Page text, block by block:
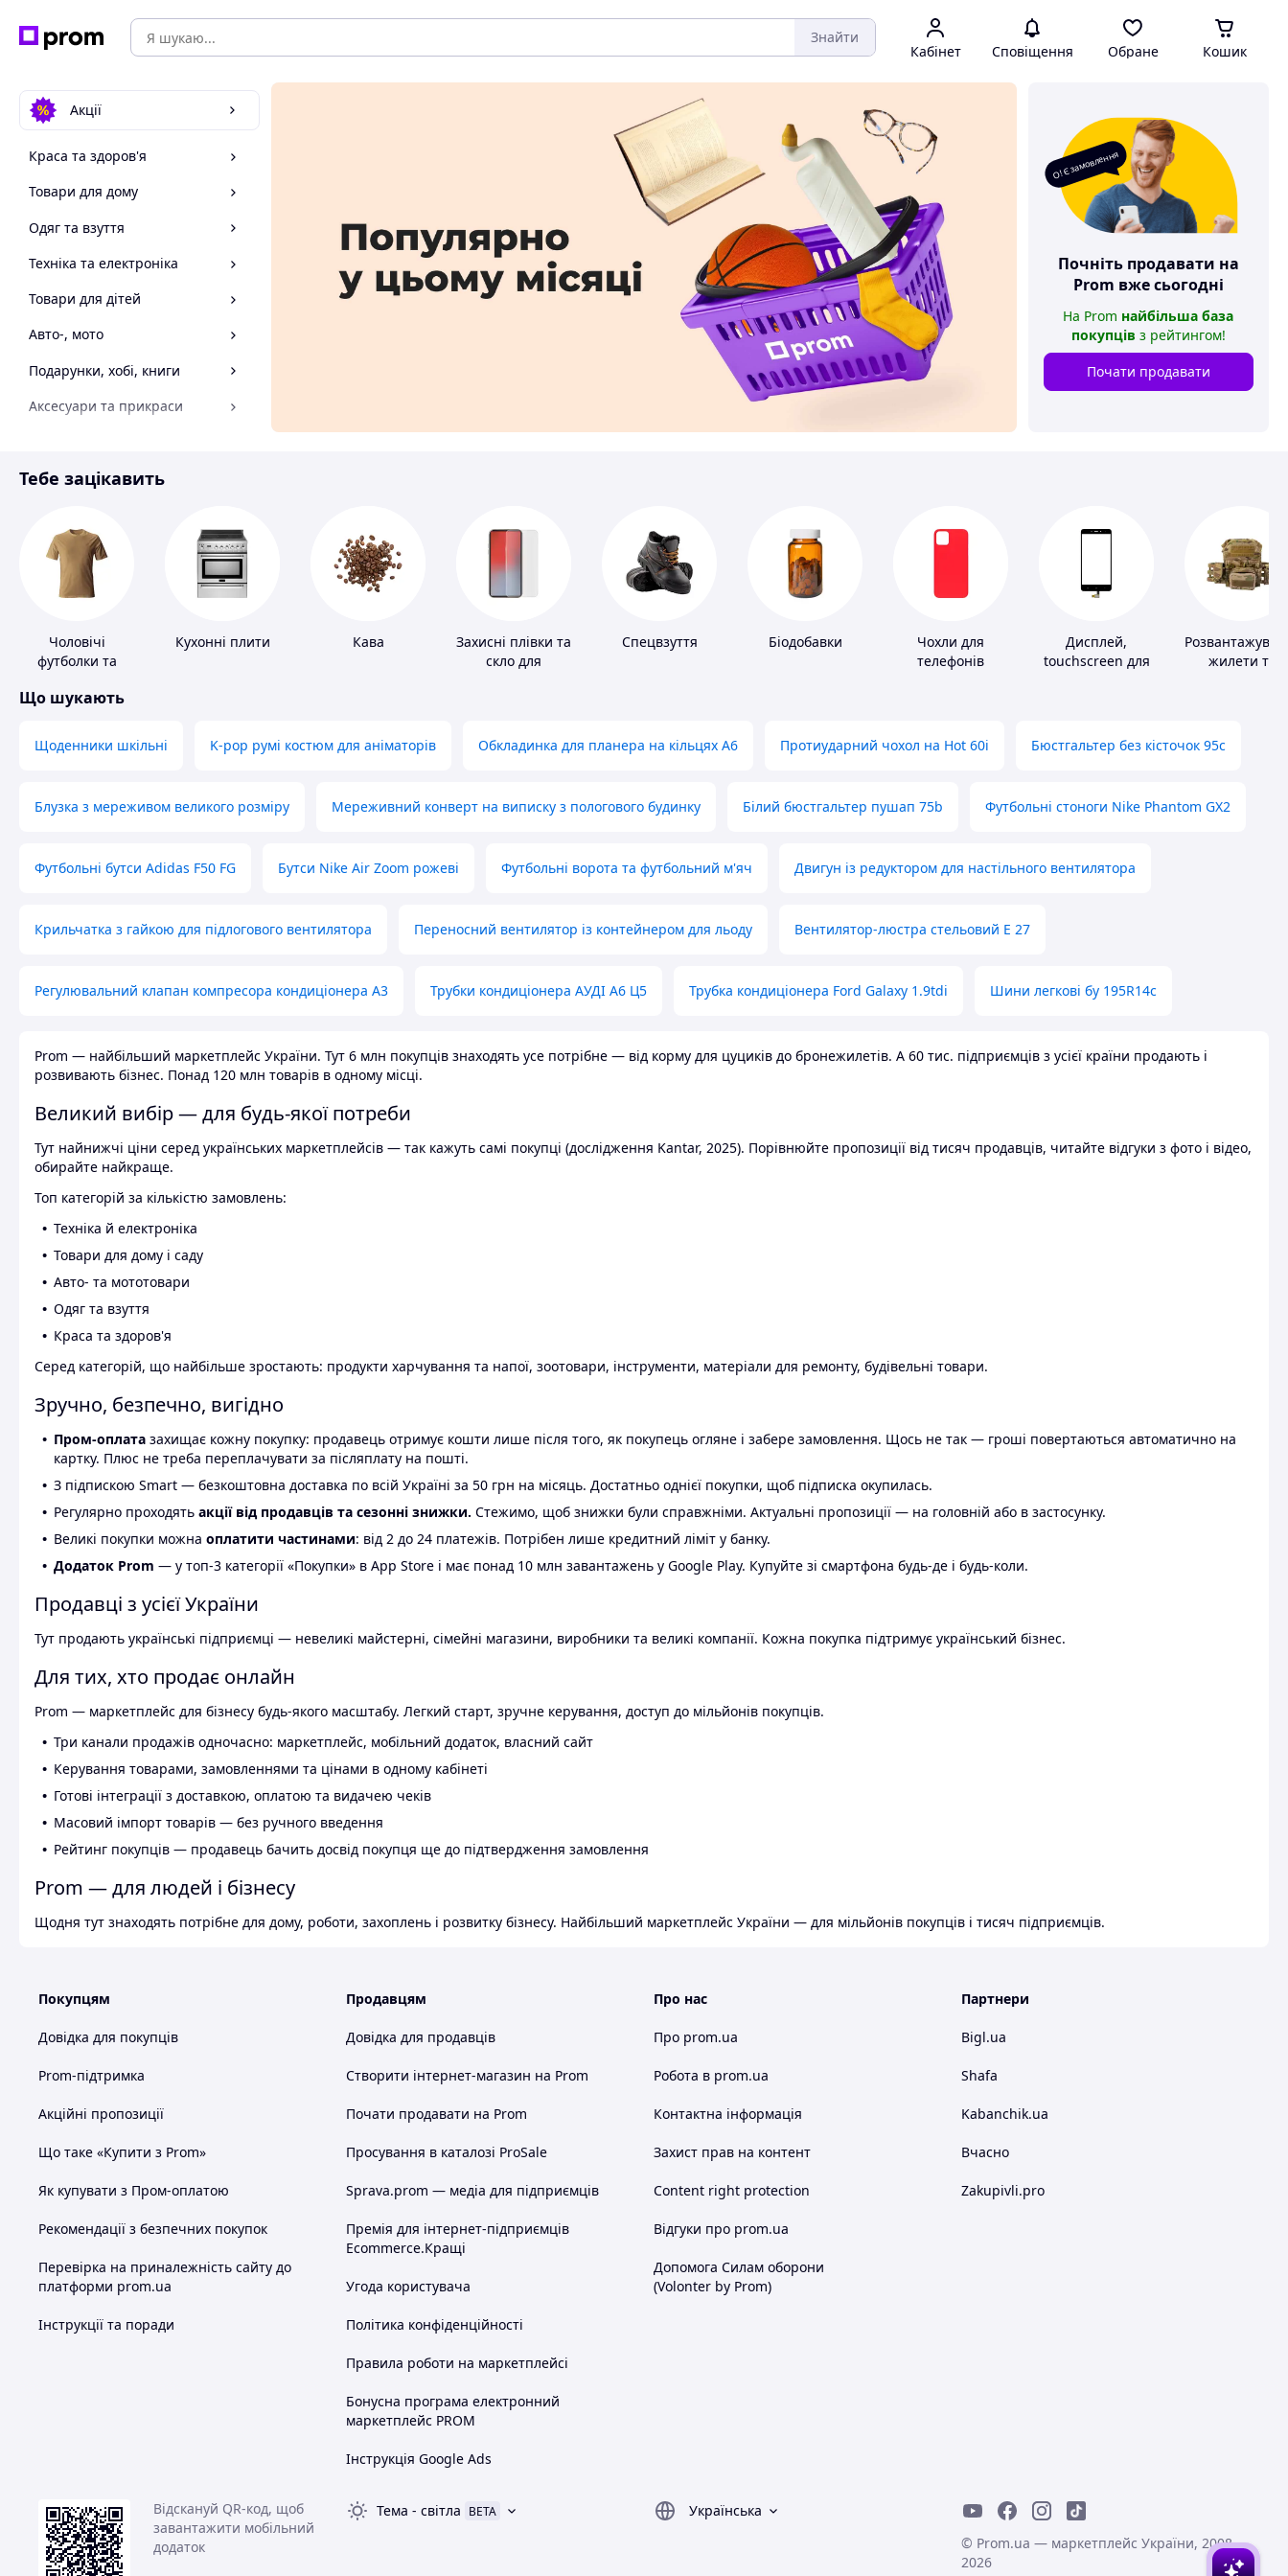
Знайти
Кабінет Сповіщення Обране Кошик
Акції
Краса та здоров'я
Товари для дому
Одяг та взуття
Техніка та електроніка
Товари для дітей
Авто-, мото
Подарунки, хобі, книги
Аксесуари та прикраси
Спорт і відпочинок
О! Є замовлення
Почніть продавати на
Prom вже сьогодні
На Prom найбільша база
покупців з рейтингом!
Почати продавати
Тебе зацікавить
Чоловічі
футболки та
Кухонні плити Кава
Захисні плівки та
скло для
Спецвзуття Біодобавки
Чохли для
телефонів
Дисплей,
touchscreen для
жилети та
Що шукають
Щоденники шкільні K-pop румі костюм для аніматорів Обкладинка для планера на кільцях А6 Протиударний чохол на Hot 60i Бюстгальтер без кісточок 95с
Блузка з мереживом великого розміру Мереживний конверт на виписку з пологового будинку Білий бюстгальтер пушап 75b Футбольні стоноги Nike Phantom GX2
Футбольні бутси Adidas F50 FG Бутси Nike Air Zoom рожеві Футбольні ворота та футбольний м'яч Двигун із редуктором для настільного вентилятора
Крильчатка з гайкою для підлогового вентилятора Переносний вентилятор із контейнером для льоду Вентилятор-люстра стельовий E 27
Регулювальний клапан компресора кондиціонера А3 Трубки кондиціонера АУДІ А6 Ц5 Трубка кондиціонера Ford Galaxy 1.9tdi Шини легкові бу 195R14c
Prom — найбільший маркетплейс України. Тут 6 млн покупців знаходять усе потрібне — від корму для цуциків до бронежилетів. А 60 тис. підприємців з усієї країни продають і
розвивають бізнес. Понад 120 млн товарів в одному місці.
Великий вибір — для будь-якої потреби
Тут найнижчі ціни серед українських маркетплейсів — так кажуть самі покупці (дослідження Kantar, 2025). Порівнюйте пропозиції від тисяч продавців, читайте відгуки з фото і відео,
обирайте найкраще.
Топ категорій за кількістю замовлень:
Техніка й електроніка
Товари для дому і саду
Авто- та мототовари
Одяг та взуття
Краса та здоров'я
Серед категорій, що найбільше зростають: продукти харчування та напої, зоотовари, інструменти, матеріали для ремонту, будівельні товари.
Зручно, безпечно, вигідно
Пром-оплата захищає кожну покупку: продавець отримує кошти лише після того, як покупець огляне і забере замовлення. Щось не так — гроші повертаються автоматично на
картку. Плюс не треба переплачувати за післяплату на пошті.
З підпискою Smart — безкоштовна доставка по всій Україні за 50 грн на місяць. Достатньо однієї покупки, щоб підписка окупилась.
Регулярно проходять акції від продавців та сезонні знижки. Стежимо, щоб знижки були справжніми. Актуальні пропозиції — на головній або в застосунку.
Великі покупки можна оплатити частинами: від 2 до 24 платежів. Потрібен лише кредитний ліміт у банку.
Додаток Prom — у топ-3 категорії «Покупки» в App Store і має понад 10 млн завантажень у Google Play. Купуйте зі смартфона будь-де і будь-коли.
Продавці з усієї України
Тут продають українські підприємці — невеликі майстерні, сімейні магазини, виробники та великі компанії. Кожна покупка підтримує український бізнес.
Для тих, хто продає онлайн
Prom — маркетплейс для бізнесу будь-якого масштабу. Легкий старт, зручне керування, доступ до мільйонів покупців.
Три канали продажів одночасно: маркетплейс, мобільний додаток, власний сайт
Керування товарами, замовленнями та цінами в одному кабінеті
Готові інтеграції з доставкою, оплатою та видачею чеків
Масовий імпорт товарів — без ручного введення
Рейтинг покупців — продавець бачить досвід покупця ще до підтвердження замовлення
Prom — для людей і бізнесу
Щодня тут знаходять потрібне для дому, роботи, захоплень і розвитку бізнесу. Найбільший маркетплейс України — для мільйонів покупців і тисяч підприємців.
Покупцям
Довідка для покупців
Prom-підтримка
Акційні пропозиції
Що таке «Купити з Prom»
Як купувати з Пром-оплатою
Рекомендації з безпечних покупок
Перевірка на приналежність сайту до
платформи prom.ua
Інструкції та поради
Продавцям
Довідка для продавців
Створити інтернет-магазин на Prom
Почати продавати на Prom
Просування в каталозі ProSale
Sprava.prom — медіа для підприємців
Премія для інтернет-підприємців
Ecommerce.Кращі
Угода користувача
Політика конфіденційності
Правила роботи на маркетплейсі
Бонусна програма електронний
маркетплейс PROM
Інструкція Google Ads
Про нас
Про prom.ua
Робота в prom.ua
Контактна інформація
Захист прав на контент
Content right protection
Відгуки про prom.ua
Допомога Силам оборони
(Volonter by Prom)
Партнери
Bigl.ua
Shafa
Kabanchik.ua
Вчасно
Zakupivli.pro
Відскануй QR-код, щоб
завантажити мобільний
додаток
Тема - світла BETA
Українська
© Prom.ua — маркетплейс України, 2008-
2026